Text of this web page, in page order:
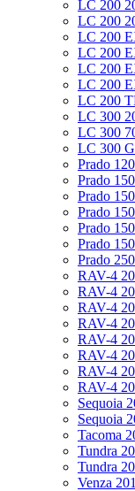
LC 200
LC 200
LC 200
LC 200
LC 200
LC 200
LC 200
LC 300
LC 300
LC 300
Prado
Prado
Prado
Prado
Prado
Prado
Prado
RAV-4
RAV-4
RAV-4
RAV-4
RAV-4
RAV-4
RAV-4
RAV-4
Sequoia
Sequoia
Tacoma
Tundra
Tundra
Venza